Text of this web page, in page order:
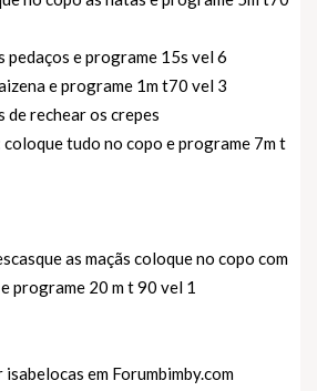
pedaços e programe 15s vel 6
e programe 1m t70 vel 3
rechear os crepes
coloque tudo no copo e programe 7m t
as maçãs coloque no copo com
programe 20 m t 90 vel 1
em Forumbimby.com